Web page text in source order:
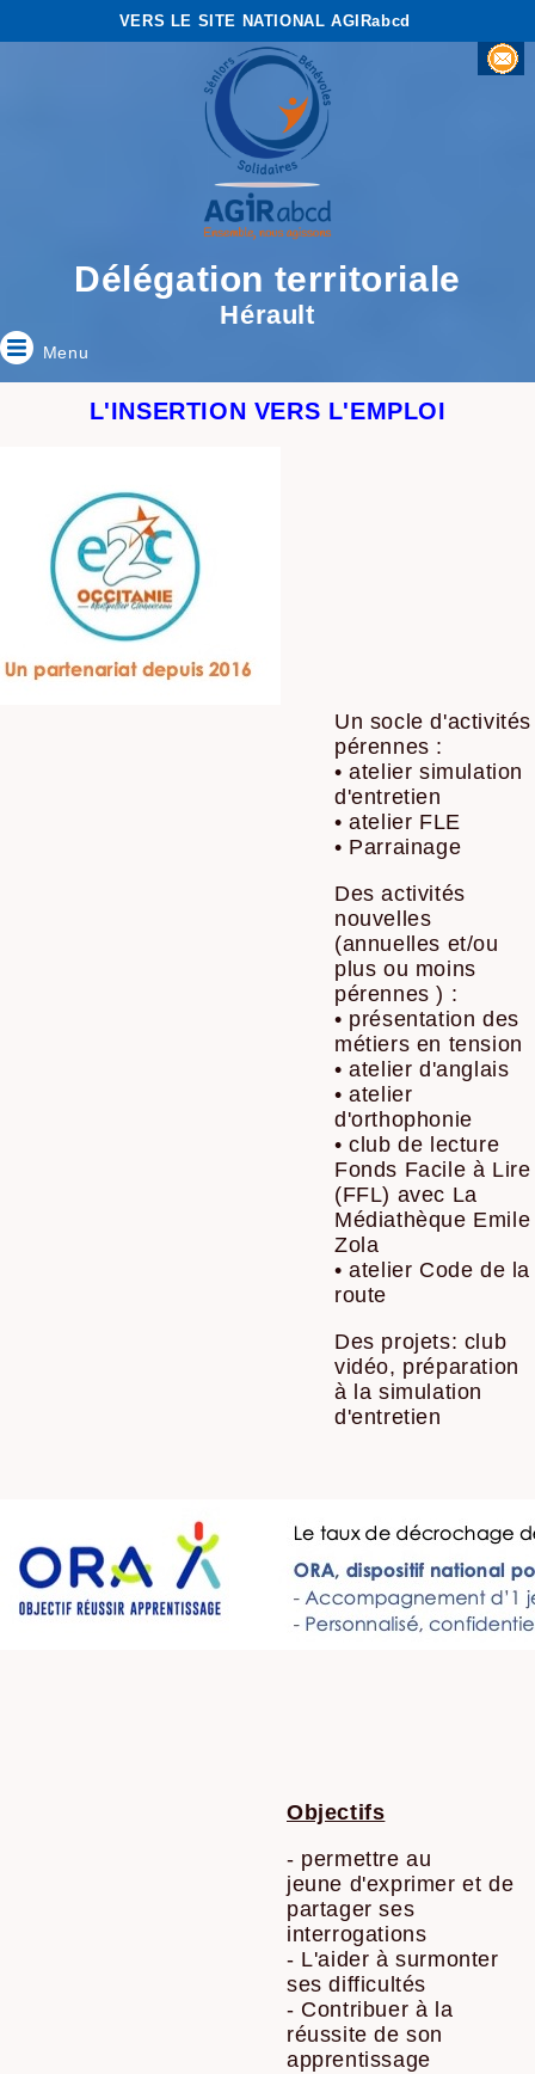
VERS LE SITE NATIONAL AGIRabcd
Délégation territoriale
Hérault
Menu
L'INSERTION VERS L'EMPLOI
Un socle d'activités
pérennes :
• atelier simulation
d'entretien
• atelier FLE
• Parrainage
Des activités
nouvelles
(annuelles et/ou
plus ou moins
pérennes ) :
• présentation des
métiers en tension
• atelier d'anglais
• atelier
d'orthophonie
• club de lecture
Fonds Facile à Lire
(FFL) avec La
Médiathèque Emile
Zola
• atelier Code de la
route
Des projets: club
vidéo, préparation
à la simulation
d'entretien
Objectifs
- permettre au
jeune d'exprimer et de
partager ses
interrogations
- L'aider à surmonter
ses difficultés
- Contribuer à la
réussite de son
apprentissage